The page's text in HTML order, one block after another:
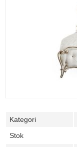
Kategori
Stok